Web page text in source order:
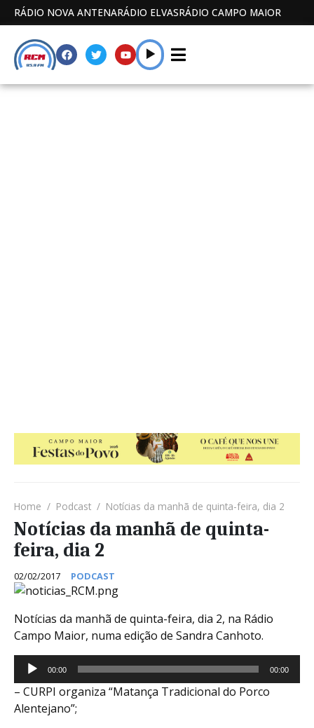
RÁDIO NOVA ANTENARÁDIO ELVASRÁDIO CAMPO MAIOR
Home Podcast Notícias da manhã de quinta-feira, dia 2
Notícias da manhã de quinta-
feira, dia 2
02/02/2017 PODCAST
Notícias da manhã de quinta-feira, dia 2, na Rádio
Campo Maior, numa edição de Sandra Canhoto.
Reprodutor
de
áudio
00:00 00:00
– CURPI organiza “Matança Tradicional do Porco
Alentejano”;